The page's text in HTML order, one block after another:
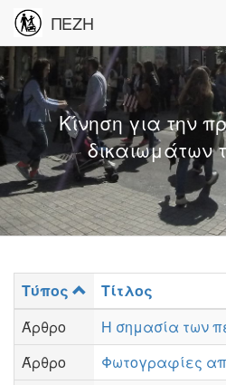
ΠΕΖΗ
Κίνηση για την
δικαιωμάτων
Τύπος
Τίτλος
Άρθρο
Η σημασία των
Άρθρο
Φωτογραφίες